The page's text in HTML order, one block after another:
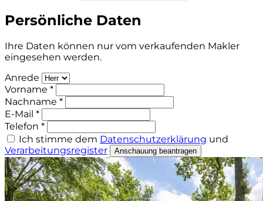
Persönliche Daten
Ihre Daten können nur vom verkaufenden Makler
eingesehen werden.
Anrede
Vorname *
Nachname *
E-Mail *
Telefon *
Ich stimme dem Datenschutzerklärung und
Verarbeitungsregister
Anschauung beantragen